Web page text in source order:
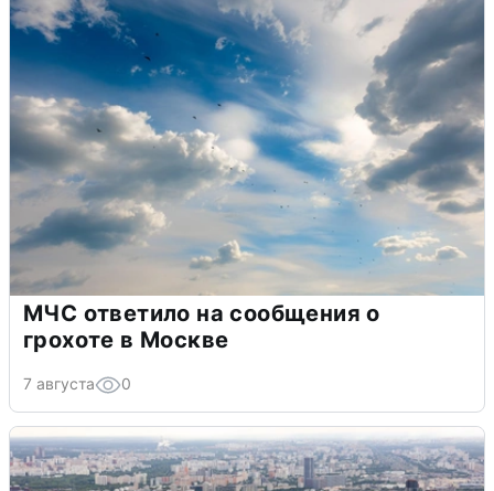
МЧС ответило на сообщения о
грохоте в Москве
7 августа 0